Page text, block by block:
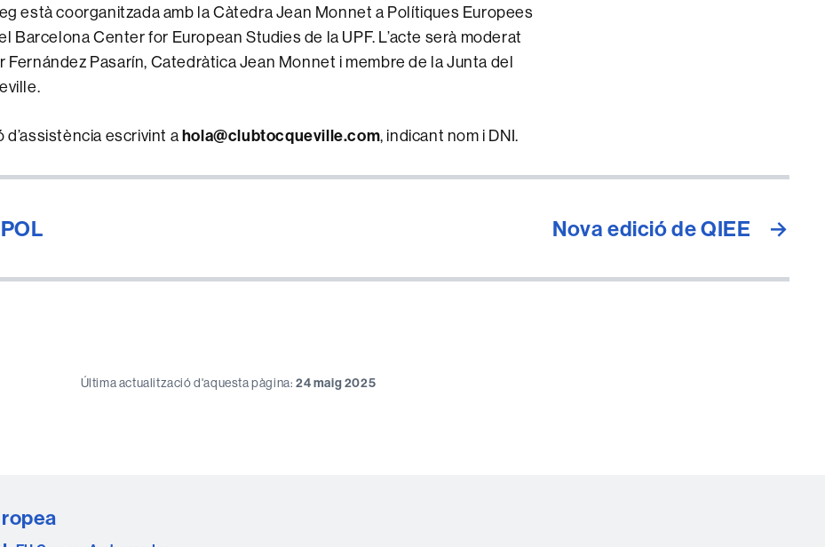
està coorganitzada amb la Càtedra Jean Monnet a Polítiques Europees
Barcelona Center for European Studies de la UPF. L’acte serà moderat
Fernández Pasarín, Catedràtica Jean Monnet i membre de la Junta del
d’assistència escrivint ahola@clubtocqueville.com, indicant nom i DNI.
→
Nova edició de QIEE
Última actualització d'aquesta pàgina:24 maig 2025